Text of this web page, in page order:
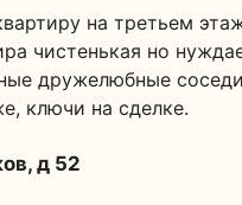
на третьем
чистенькая но
дружелюбные
ключи на сделке.
д 52